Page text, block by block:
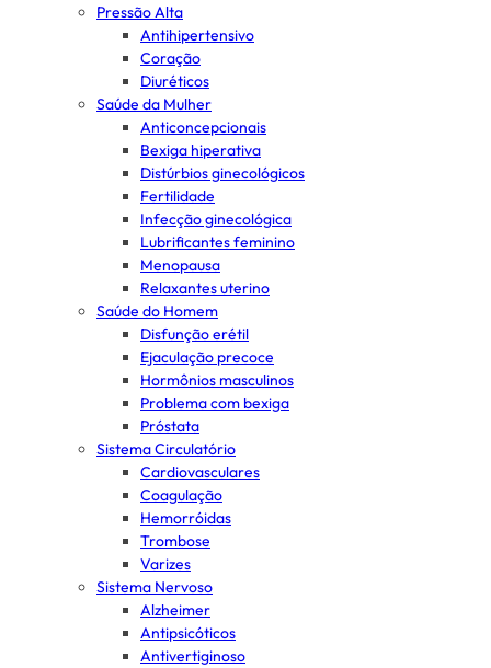
Pressão Alta
Antihipertensivo
Coração
Diuréticos
Saúde da Mulher
Anticoncepcionais
Bexiga hiperativa
Distúrbios ginecológicos
Fertilidade
Infecção ginecológica
Lubrificantes feminino
Menopausa
Relaxantes uterino
Saúde do Homem
Disfunção erétil
Ejaculação precoce
Hormônios masculinos
Problema com bexiga
Próstata
Sistema Circulatório
Cardiovasculares
Coagulação
Hemorróidas
Trombose
Varizes
Sistema Nervoso
Alzheimer
Antipsicóticos
Antivertiginoso